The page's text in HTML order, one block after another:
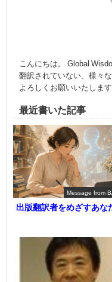
こんにちは。 Global
翻訳されていない、様々
よろしくお願いいたします
最近書いた記事
Message from
出版翻訳者をめざすあな